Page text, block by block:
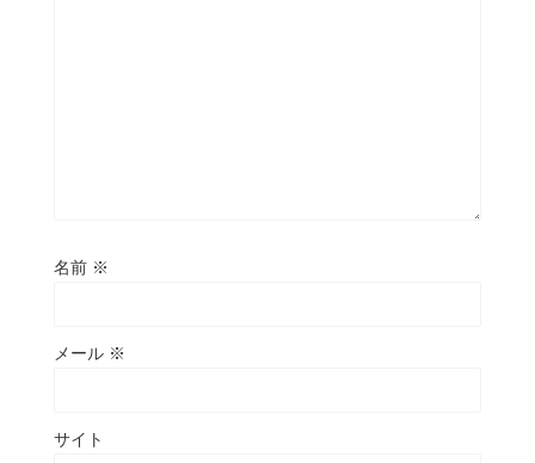
名前 ※
メール ※
サイト